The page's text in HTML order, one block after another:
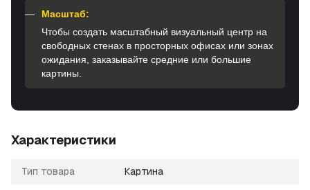
Масштаб:
Чтобы создать масштабный визуальный центр на
свободных стенах в просторных офисах или зонах
ожидания, заказывайте средние или большие
картины.
Характеристики
Тип товара Картина